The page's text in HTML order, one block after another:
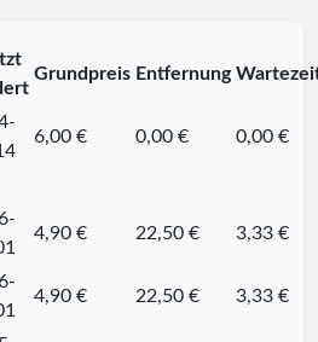
Grundpreis Entfernung
6,00 € 0,00 € 0,00 €
4,90 € 22,50 € 3,33 €
4,90 € 22,50 € 3,33 €